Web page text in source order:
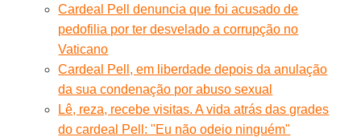
Cardeal Pell denuncia que foi acusado de
pedofilia por ter desvelado a corrupção no
Vaticano
Cardeal Pell, em liberdade depois da anulação
da sua condenação por abuso sexual
Lê, reza, recebe visitas. A vida atrás das grades
do cardeal Pell: "Eu não odeio ninguém"